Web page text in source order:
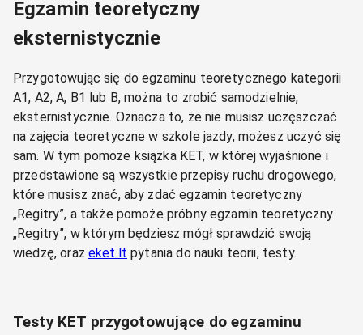
Egzamin teoretyczny
eksternistycznie
Przygotowując się do egzaminu teoretycznego kategorii
A1, A2, A, B1 lub B, można to zrobić samodzielnie,
eksternistycznie. Oznacza to, że nie musisz uczęszczać
na zajęcia teoretyczne w szkole jazdy, możesz uczyć się
sam. W tym pomoże książka KET, w której wyjaśnione i
przedstawione są wszystkie przepisy ruchu drogowego,
które musisz znać, aby zdać egzamin teoretyczny
„Regitry”, a także pomoże próbny egzamin teoretyczny
„Regitry”, w którym będziesz mógł sprawdzić swoją
wiedzę, oraz eket.lt pytania do nauki teorii, testy.
Testy KET przygotowujące do egzaminu